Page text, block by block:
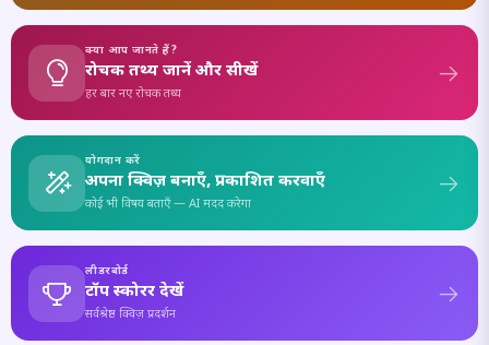
क्या आप जानते हैं?
रोचक तथ्य जानें और सीखें
हर बार नए रोचक तथ्य
योगदान करें
अपना क्विज़ बनाएँ, प्रकाशित करवाएँ
कोई भी विषय बताएँ — AI मदद करेगा
लीडरबोर्ड
टॉप स्कोरर देखें
सर्वश्रेष्ठ क्विज़ प्रदर्शन